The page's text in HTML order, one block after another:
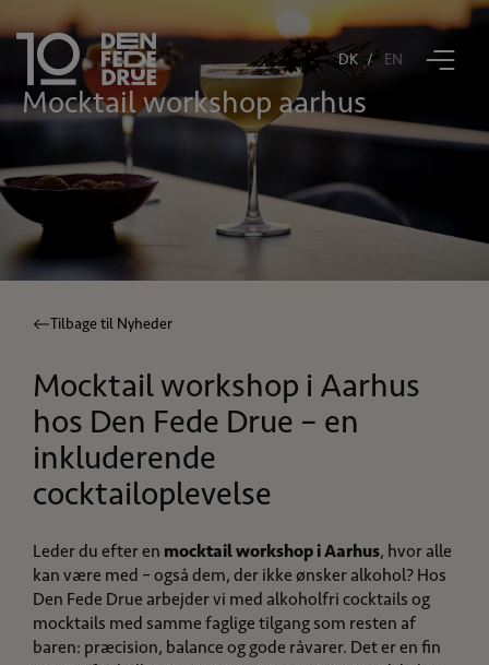
Book bord
Restaurant Tiende
Den Fede Drue
Kontakt
DK EN
mocktail workshop aarhus
Tilbage til Nyheder
Mocktail workshop i Aarhus
hos Den Fede Drue – en
inkluderende
cocktailoplevelse
Leder du efter en mocktail workshop i Aarhus, hvor alle
kan være med – også dem, der ikke ønsker alkohol? Hos
Den Fede Drue arbejder vi med alkoholfri cocktails og
mocktails med samme faglige tilgang som resten af
baren: præcision, balance og gode råvarer. Det er en fin